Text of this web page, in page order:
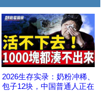
2026生存实录：奶粉冲稀、
包子12块，中国普通人正在